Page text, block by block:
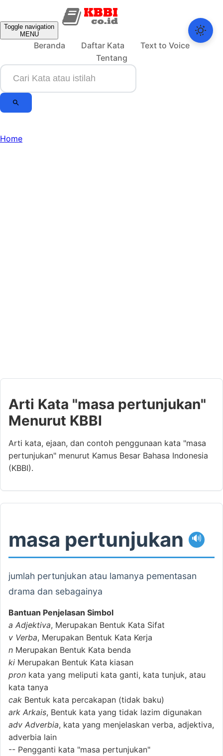
Toggle navigation
MENU
Beranda Daftar Kata
Text to Voice
Tentang
Home
Arti Kata "masa pertunjukan"
Menurut KBBI
Arti kata, ejaan, dan contoh penggunaan kata "masa
pertunjukan" menurut Kamus Besar Bahasa Indonesia
(KBBI).
masa pertunjukan 🔊
jumlah pertunjukan atau lamanya pementasan
drama dan sebagainya
Bantuan Penjelasan Simbol
a Adjektiva, Merupakan Bentuk Kata Sifat
v Verba, Merupakan Bentuk Kata Kerja
n Merupakan Bentuk Kata benda
ki Merupakan Bentuk Kata kiasan
pron kata yang meliputi kata ganti, kata tunjuk, atau
kata tanya
cak Bentuk kata percakapan (tidak baku)
ark Arkais, Bentuk kata yang tidak lazim digunakan
adv Adverbia, kata yang menjelaskan verba, adjektiva,
adverbia lain
-- Pengganti kata "masa pertunjukan"